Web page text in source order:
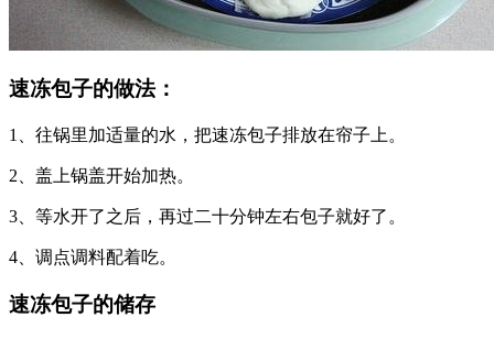
速冻包子的做法：
1、往锅里加适量的水，把速冻包子排放在帘子上。
2、盖上锅盖开始加热。
3、等水开了之后，再过二十分钟左右包子就好了。
4、调点调料配着吃。
速冻包子的储存